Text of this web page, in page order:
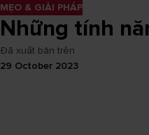
MẸO & GIẢI PHÁP
Những tính
Đã xuất bản trên
29 October 2023